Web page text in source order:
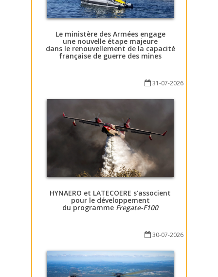
Le ministère des Armées engage
une nouvelle étape majeure
dans le renouvellement de la capacité
française de guerre des mines
31-07-2026
HYNAERO et LATECOERE s’associent
pour le développement
du programme Fregate-F100
30-07-2026